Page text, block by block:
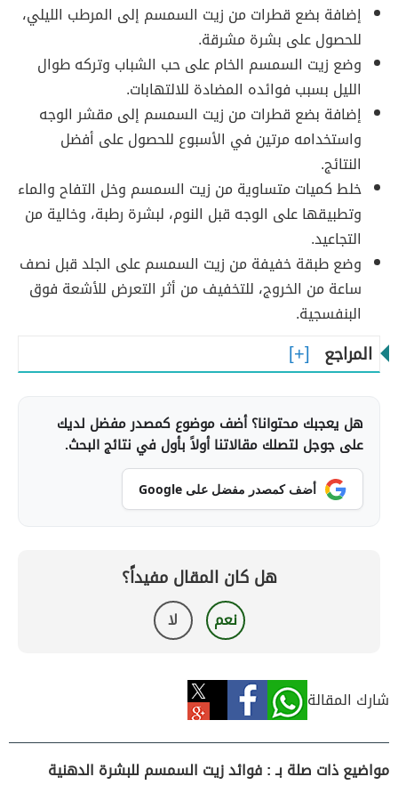
إضافة بضع قطرات من زيت السمسم إلى المرطب الليلي،
للحصول على بشرة مشرقة.
وضع زيت السمسم الخام على حب الشباب وتركه طوال
الليل بسبب فوائده المضادة للالتهابات.
إضافة بضع قطرات من زيت السمسم إلى مقشر الوجه
واستخدامه مرتين في الأسبوع للحصول على أفضل
النتائج.
خلط كميات متساوية من زيت السمسم وخل التفاح والماء
وتطبيقها على الوجه قبل النوم، لبشرة رطبة، وخالية من
التجاعيد.
وضع طبقة خفيفة من زيت السمسم على الجلد قبل نصف
ساعة من الخروج، للتخفيف من أثر التعرض للأشعة فوق
البنفسجية.
المراجع
هل يعجبك محتوانا؟ أضف موضوع كمصدر مفضل لديك
على جوجل لتصلك مقالاتنا أولاً بأول في نتائج البحث.
أضف كمصدر مفضل على Google
هل كان المقال مفيداً؟
نعم لا
شارك المقالة
مواضيع ذات صلة بـ : فوائد زيت السمسم للبشرة الدهنية